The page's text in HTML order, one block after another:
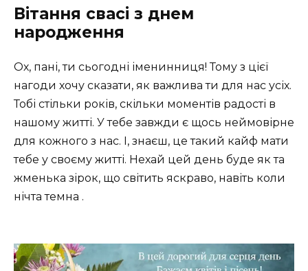
Вітання свасі з днем
народження
Ох, пані, ти сьогодні іменинниця! Тому з цієї
нагоди хочу сказати, як важлива ти для нас усіх.
Тобі стільки років, скільки моментів радості в
нашому житті. У тебе завжди є щось неймовірне
для кожного з нас. І, знаєш, це такий кайф мати
тебе у своєму житті. Нехай цей день буде як та
жменька зірок, що світить яскраво, навіть коли
нічта темна .